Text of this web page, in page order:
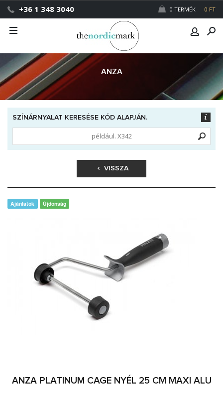
+36 1 348 3040 0 TERMÉK 0 FT
ANZA
SZÍNÁRNYALAT KERESÉSE KÓD ALAPJÁN.
VISSZA
Ajánlatok Újdonság
ANZA PLATINUM CAGE NYÉL 25 CM MAXI ALU